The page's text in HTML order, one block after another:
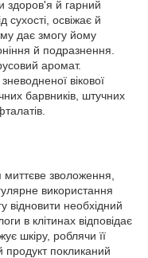
здоров'я й гарний
сухості, освіжає й
дає змогу йому
й подразнення.
аромат.
вікової
барвників, штучних
миттєве зволоження,
використання
необхідний
в клітинах відповідає
шкіру, роблячи її
покликаний